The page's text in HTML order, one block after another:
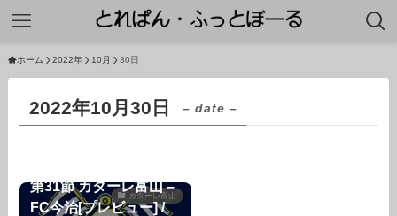
ホーム 2022年 10月 30日
2022年10月30日 – date –
カターレ富山
第31節 カターレ富山 –
FC今治[プレビュー] /